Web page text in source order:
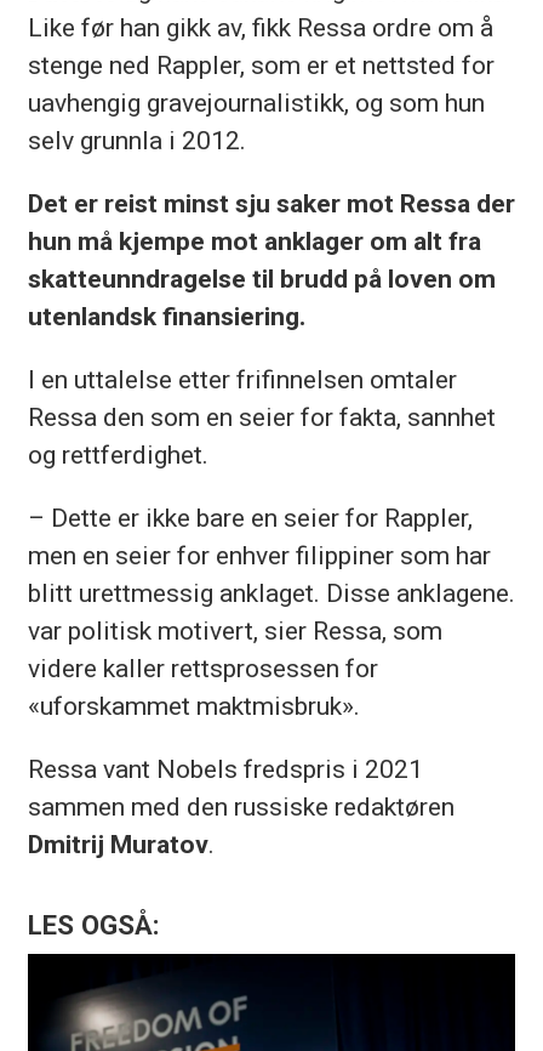
Like før han gikk av, fikk Ressa ordre om å
stenge ned Rappler, som er et nettsted for
uavhengig gravejournalistikk, og som hun
selv grunnla i 2012.
Det er reist minst sju saker mot Ressa der
hun må kjempe mot anklager om alt fra
skatteunndragelse til brudd på loven om
utenlandsk finansiering.
I en uttalelse etter frifinnelsen omtaler
Ressa den som en seier for fakta, sannhet
og rettferdighet.
– Dette er ikke bare en seier for Rappler,
men en seier for enhver filippiner som har
blitt urettmessig anklaget. Disse anklagene.
var politisk motivert, sier Ressa, som
videre kaller rettsprosessen for
«uforskammet maktmisbruk».
Ressa vant Nobels fredspris i 2021
sammen med den russiske redaktøren
Dmitrij Muratov.
LES OGSÅ: